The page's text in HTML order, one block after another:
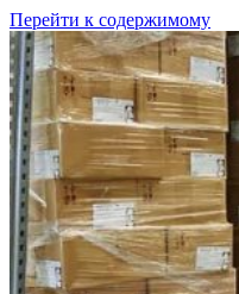
Перейти к содержимому